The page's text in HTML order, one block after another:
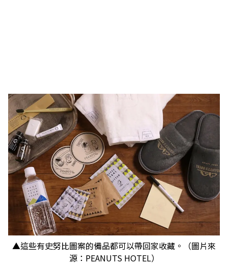
▲這些有史努比圖案的備品都可以帶回家收藏。（圖片來
源：PEANUTS HOTEL）